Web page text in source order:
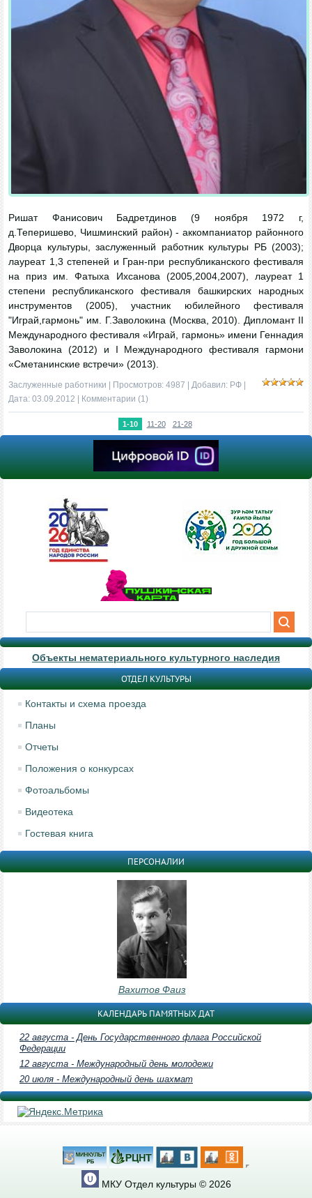
Ришат Фанисович Бадретдинов (9 ноября 1972 г,
д.Теперишево, Чишминский район) - аккомпаниатор районного
Дворца культуры, заслуженный работник культуры РБ (2003);
лауреат 1,3 степеней и Гран-при республиканского фестиваля
на приз им. Фатыха Ихсанова (2005,2004,2007), лауреат 1
степени республиканского фестиваля башкирских народных
инструментов (2005), участник юбилейного фестиваля
"Играй,гармонь" им. Г.Заволокина (Москва, 2010). Дипломант II
Международного фестиваля «Играй, гармонь» имени Геннадия
Заволокина (2012) и I Международного фестиваля гармони
«Сметанинские встречи» (2013).
Заслуженные работники | Просмотров: 4987 | Добавил: РФ
Дата: 03.09.2012 Комментарии (1)
1-10 11-20 21-28
Объекты нематериального культурного наследия
ОТДЕЛ КУЛЬТУРЫ
Контакты и схема проезда
Планы
Отчеты
Положения о конкурсах
Фотоальбомы
Видеотека
Гостевая книга
ПЕРСОНАЛИИ
Вахитов Фаиз
КАЛЕНДАРЬ ПАМЯТНЫХ ДАТ
22 августа - День Государственного флага Российской
Федерации
12 августа - Международный день молодежи
20 июля - Международный день шахмат
МКУ Отдел культуры © 2026